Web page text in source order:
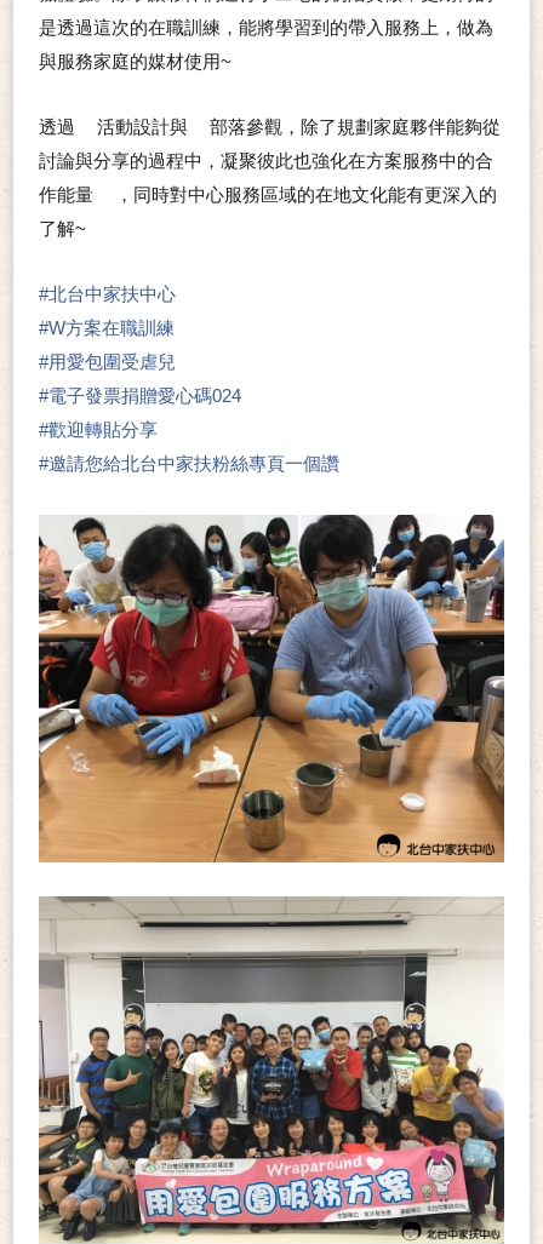
是透過這次的在職訓練，能將學習到的帶入服務上，做為
與服務家庭的媒材使用~
透過 活動設計與
部落參觀，除了規劃家庭夥伴能夠從
討論與分享的過程中，凝聚彼此也強化在方案服務中的合
作能量
，同時對中心服務區域的在地文化能有更深入的
了解~
#北台中家扶中心
#W方案在職訓練
#用愛包圍受虐兒
#電子發票捐贈愛心碼024
#歡迎轉貼分享
#邀請您給北台中家扶粉絲專頁一個讚